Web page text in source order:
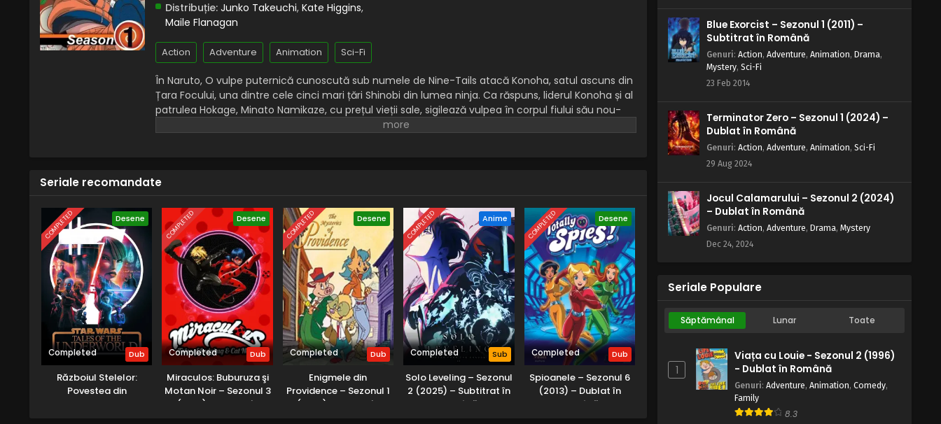
Distribuție: Junko Takeuchi, Kate Higgins,
Maile Flanagan
Action Adventure Animation Sci-Fi
În Naruto, O vulpe puternică cunoscută sub numele de Nine-Tails atacă Konoha, satul ascuns din
Țara Focului, una dintre cele cinci mari țări Shinobi din lumea ninja. Ca răspuns, liderul Konoha și al
patrulea Hokage, Minato Namikaze, cu prețul vieții sale, sigilează vulpea în corpul fiului său nou-
născut, Naruto Uzumaki, făcându-l gazda bestiei.
Seriale recomandate
COMPLETED Desene
Completed Dub
Războiul Stelelor:
Povestea din
COMPLETED Desene
Completed Dub
Miraculos: Buburuza şi
Motan Noir – Sezonul 3
(2019) – Dublat în
COMPLETED Desene
Completed Dub
Enigmele din
Providence – Sezonul 1
(2001) – Dublat în
COMPLETED Anime
Completed Sub
Solo Leveling – Sezonul
2 (2025) – Subtitrat în
Română
COMPLETED Desene
Completed Dub
Spioanele – Sezonul 6
(2013) – Dublat în
Română
Naruto – Sezonul 1 Episodul 142 –
Răul triplu din instalația securității
înalte
Eps 142 - Răul triplu din instalația
securității înalte - 28 August, 2025
Naruto – Sezonul 1 Episodul 141 –
Hotărârea Sakurei
Eps 141 - Hotărârea Sakurei - 28 August,
2025
Naruto – Sezonul 1 Episodul 140 –
Două lovituri: Capcana lui Kabuto
Eps 140 - Două lovituri: Capcana lui
Teroare totală: Casa lui
Orochimaru
Orochimaru - 28 August, 2025
Trădare totală: O rugăminte a
trecătorului
trecătorului - 28 August, 2025
Blue Exorcist – Sezonul 1 (2011) –
Subtitrat în Română
Genuri: Action, Adventure, Animation, Drama,
Mystery, Sci-Fi
23 Feb 2014
Terminator Zero – Sezonul 1 (2024) –
Dublat în Română
Genuri: Action, Adventure, Animation, Sci-Fi
29 Aug 2024
Jocul Calamarului – Sezonul 2 (2024)
– Dublat în Română
Genuri: Action, Adventure, Drama, Mystery
Dec 24, 2024
Seriale Populare
Săptămânal Lunar Toate
1
Viața cu Louie - Sezonul 2 (1996)
- Dublat în Română
Genuri: Adventure, Animation, Comedy,
Family
8.3